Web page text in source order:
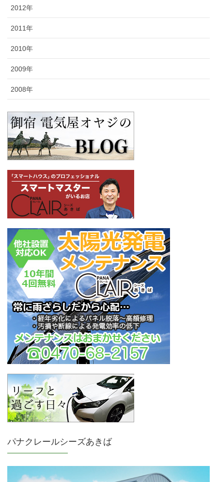
2012年
2011年
2010年
2009年
2008年
パナクレールシーズあきば